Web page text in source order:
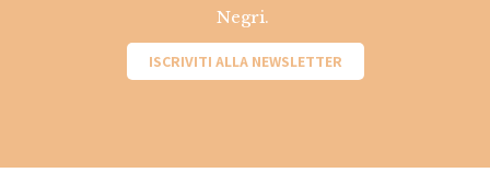
Negri.
ISCRIVITI ALLA NEWSLETTER